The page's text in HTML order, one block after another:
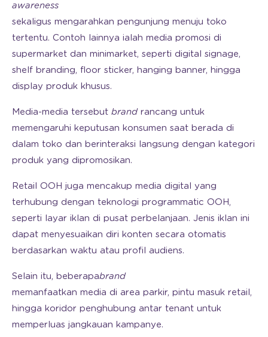
awareness
sekaligus mengarahkan pengunjung menuju toko
tertentu. Contoh lainnya ialah media promosi di
supermarket dan minimarket, seperti digital signage,
shelf branding, floor sticker, hanging banner, hingga
display produk khusus.
Media-media tersebut brand rancang untuk
memengaruhi keputusan konsumen saat berada di
dalam toko dan berinteraksi langsung dengan kategori
produk yang dipromosikan.
Retail OOH juga mencakup media digital yang
terhubung dengan teknologi programmatic OOH,
seperti layar iklan di pusat perbelanjaan. Jenis iklan ini
dapat menyesuaikan diri konten secara otomatis
berdasarkan waktu atau profil audiens.
Selain itu, beberapabrand
memanfaatkan media di area parkir, pintu masuk retail,
hingga koridor penghubung antar tenant untuk
memperluas jangkauan kampanye.